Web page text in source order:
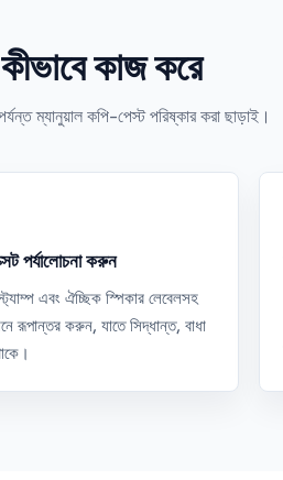
কাজ করে
ম্যানুয়াল কপি-পেস্ট পরিষ্কার করা ছাড়াই।
পর্যালোচনা করুন
এবং ঐচ্ছিক স্পিকার লেবেলসহ
রূপান্তর করুন, যাতে সিদ্ধান্ত, বাধা